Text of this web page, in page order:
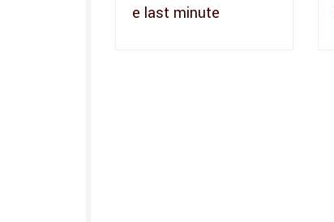
e last minute